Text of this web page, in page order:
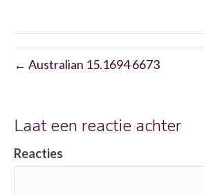
← Australian 15.1694 6673
Laat een reactie achter
Reacties